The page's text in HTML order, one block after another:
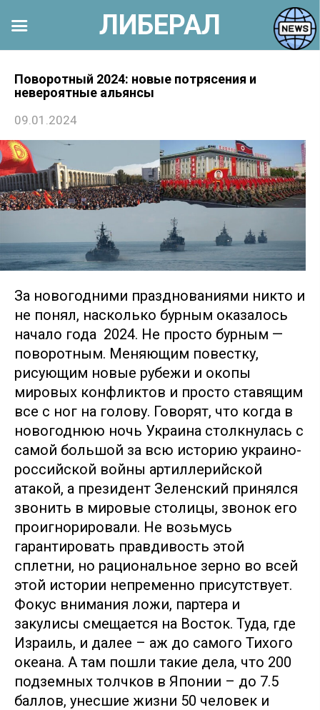
контенту
Поворотный 2024: новые потрясения и
невероятные альянсы
09.01.2024
За новогодними празднованиями никто и
не понял, насколько бурным оказалось
начало года 2024. Не просто бурным —
поворотным. Меняющим повестку,
рисующим новые рубежи и окопы
мировых конфликтов и просто ставящим
все с ног на голову. Говорят, что когда в
новогоднюю ночь Украина столкнулась с
самой большой за всю историю украино-
российской войны артиллерийской
атакой, а президент Зеленский принялся
звонить в мировые столицы, звонок его
проигнорировали. Не возьмусь
гарантировать правдивость этой
сплетни, но рациональное зерно во всей
этой истории непременно присутствует.
Фокус внимания ложи, партера и
закулисы смещается на Восток. Туда, где
Израиль, и далее – аж до самого Тихого
океана. А там пошли такие дела, что 200
подземных толчков в Японии – до 7.5
баллов, унесшие жизни 50 человек и
ЛИБЕРАЛ